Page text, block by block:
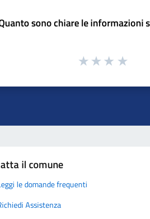
sono chiare le informazioni
il comune
le domande frequenti
Assistenza